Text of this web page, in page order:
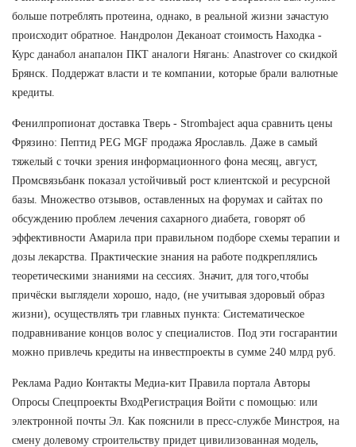
больше потреблять протеина, однако, в реальной жизни зачастую
происходит обратное. Нандролон Деканоат стоимость Находка -
Курс данабол анапалон ПКТ аналоги Нягань: Anastrover со скидкой
Брянск. Поддержат власти и те компании, которые брали валютные
кредиты.
Фенилпропионат доставка Тверь - Strombaject aqua сравнить цены
Фрязино: Пептид PEG MGF продажа Ярославль. Даже в самый
тяжелый с точки зрения информационного фона месяц, август,
Промсвязьбанк показал устойчивый рост клиентской и ресурсной
базы. Множество отзывов, оставленных на форумах и сайтах по
обсуждению проблем лечения сахарного диабета, говорят об
эффективности Амарила при правильном подборе схемы терапии и
дозы лекарства. Практические знания на работе подкреплялись
теоретическими знаниями на сессиях. Значит, для того,чтобы
причёски выглядели хорошо, надо, (не учитывая здоровый образ
жизни), осуществлять три главных пункта: Систематическое
подравнивание концов волос у специалистов. Под эти госгарантии
можно привлечь кредиты на инвестпроекты в сумме 240 млрд руб.
Реклама Радио Контакты Медиа-кит Правила портала Авторы
Опросы Спецпроекты ВходРегистрация Войти с помощью: или
электронной почты Эл. Как пояснили в пресс-службе Минстроя, на
смену долевому строительству придет цивилизованная модель,